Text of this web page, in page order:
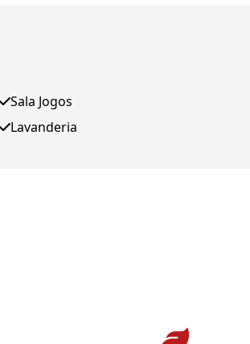
Sala Jogos
Lavanderia